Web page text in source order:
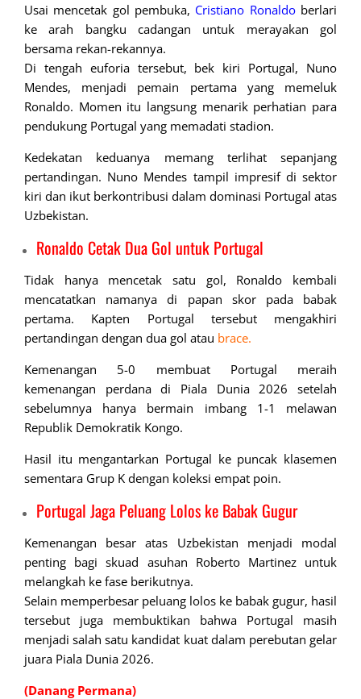
Usai mencetak gol pembuka, Cristiano Ronaldoberlari
ke arah bangku cadangan untuk merayakan gol
bersama rekan-rekannya.
Di tengah euforia tersebut, bek kiri Portugal, Nuno
Mendes, menjadi pemain pertama yang memeluk
Ronaldo. Momen itu langsung menarik perhatian para
pendukung Portugal yang memadati stadion.
Kedekatan keduanya memang terlihat sepanjang
pertandingan. Nuno Mendes tampil impresif di sektor
kiri dan ikut berkontribusi dalam dominasi Portugal atas
Uzbekistan.
Ronaldo Cetak Dua Gol untuk Portugal
Tidak hanya mencetak satu gol, Ronaldo kembali
mencatatkan namanya di papan skor pada babak
pertama. Kapten Portugal tersebut mengakhiri
pertandingan dengan dua gol atau brace.
Kemenangan 5-0 membuat Portugal meraih
kemenangan perdana di Piala Dunia 2026 setelah
sebelumnya hanya bermain imbang 1-1 melawan
Republik Demokratik Kongo.
Hasil itu mengantarkan Portugal ke puncak klasemen
sementara Grup K dengan koleksi empat poin.
Portugal Jaga Peluang Lolos ke Babak Gugur
Kemenangan besar atas Uzbekistan menjadi modal
penting bagi skuad asuhan Roberto Martinez untuk
melangkah ke fase berikutnya.
Selain memperbesar peluang lolos ke babak gugur, hasil
tersebut juga membuktikan bahwa Portugal masih
menjadi salah satu kandidat kuat dalam perebutan gelar
juara Piala Dunia 2026.
(Danang Permana)